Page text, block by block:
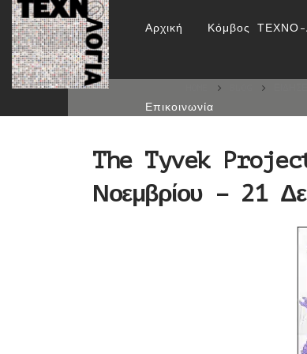
Αρχική Κόμβος ΤΕΧΝΟ-
Επικοινωνία
The Tyvek
The Tyvek
Νοεμβρίου – 21